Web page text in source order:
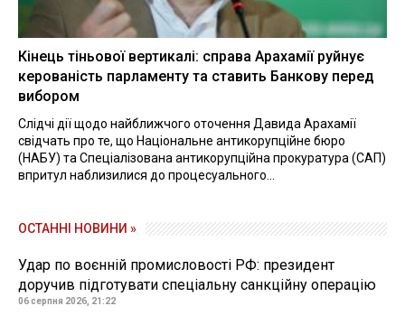
Кінець тіньової вертикалі: справа Арахамії руйнує
керованість парламенту та ставить Банкову перед
вибором
Слідчі дії щодо найближчого оточення Давида Арахамії
свідчать про те, що Національне антикорупційне бюро
(НАБУ) та Спеціалізована антикорупційна прокуратура (САП)
впритул наблизилися до процесуального...
ОСТАННІ НОВИНИ »
Удар по воєнній промисловості РФ: президент
доручив підготувати спеціальну санкційну операцію
06 серпня 2026, 21:22